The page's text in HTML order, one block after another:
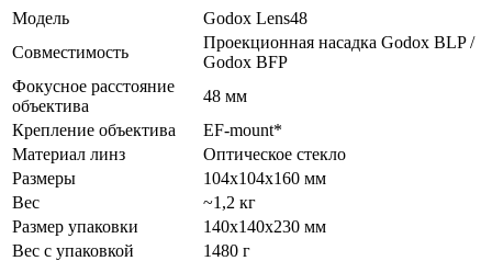
Модель
Godox Lens48
Совместимость
Проекционная насадка Godox BLP /
Godox BFP
Фокусное расстояние
объектива
48 мм
Крепление объектива
EF-mount*
Материал линз
Оптическое стекло
Размеры
104х104х160 мм
Вес
~1,2 кг
Размер упаковки
140х140х230 мм
Вес с упаковкой
1480 г